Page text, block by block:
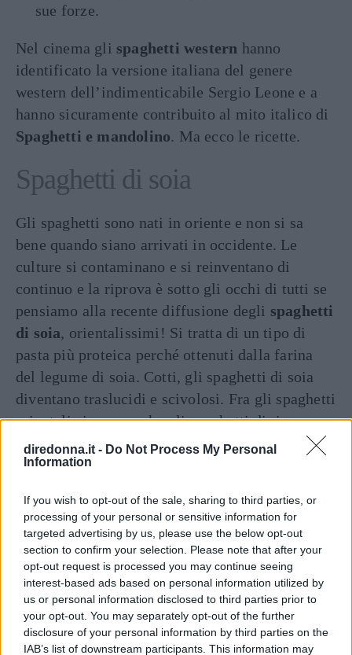
diredonna.it - Do Not Process My Personal
Information
If you wish to opt-out of the sale, sharing to third parties, or
processing of your personal or sensitive information for
targeted advertising by us, please use the below opt-out
section to confirm your selection. Please note that after your
opt-out request is processed you may continue seeing
interest-based ads based on personal information utilized by
us or personal information disclosed to third parties prior to
your opt-out. You may separately opt-out of the further
disclosure of your personal information by third parties on the
IAB’s list of downstream participants. This information may
sue forze.
Nel cinema gli spaghetti western hanno
identificato la versione italiana del genere
western dell’indimenticabile Sergio Leone e a
hanno sicuramente contribuito al mito italico di
Spaghetti e mandolino. Ma ecco le ricette.
Spaghetti di soia
Gli spaghetti sono nati in oriente e non si sa
bene quando siano arrivati in occidente. Le
culture si contaminano e si reinventano di
continuo e la riprova è sotto gli occhi di tutti se
pensiamo alla recente diffusione degli spaghetti
di soia, orientalissimi! Si tratta di un tipo di
pasta più proteica perché ottenuti dalla farina
del legume di soia. Cotti, gli spaghetti di soia
diventano traslucidi e scivolosi. Fra gli spaghetti
orientali ci sono anche gli spaghetti di riso,
sottili e bianchissimi.
Come cucinare gli spaghetti di soia alle
verdure ricetta e ingredienti;
Spaghetti di soia con verdure e uova ;
Come cucinare gli spaghetti di soia alla
piastra.